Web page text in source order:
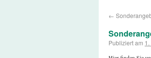
←
Publiziert am